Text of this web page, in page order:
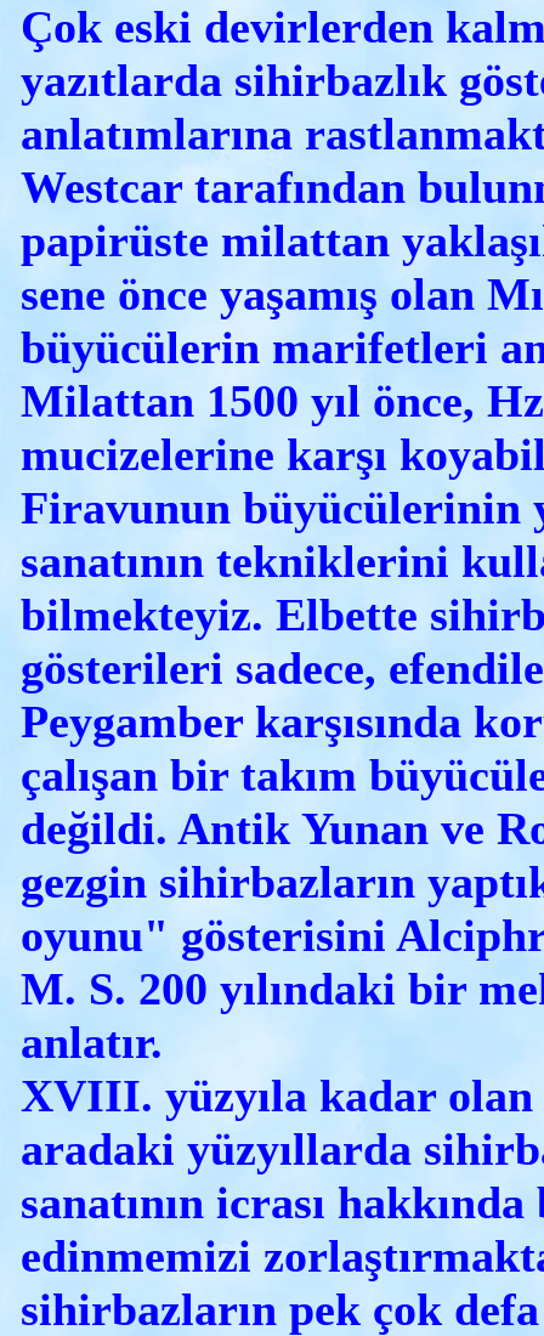
Çok eski devirlerden
yazıtlarda sihirbazlık
anlatımlarına
Westcar tarafından
papirüste milattan
sene önce yaşamış olan
büyücülerin marifetleri
Milattan 1500 yıl önce,
mucizelerine karşı
Firavunun büyücülerinin
sanatının tekniklerini
bilmekteyiz. Elbette
gösterileri sadece,
Peygamber karşısında
çalışan bir takım
değildi. Antik Yunan ve
gezgin sihirbazların
oyunu" gösterisini
M. S. 200 yılındaki bir
anlatır.
XVIII. yüzyıla kadar olan
aradaki yüzyıllarda
sanatının icrası
edinmemizi
sihirbazların pek çok